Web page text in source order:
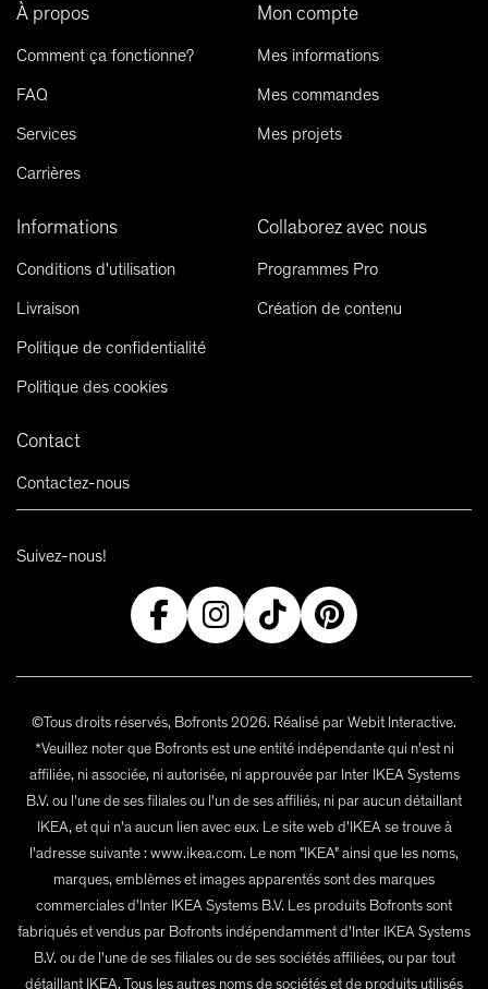
À propos
Comment ça fonctionne?
FAQ
Services
Carrières
Mon compte
Mes informations
Mes commandes
Mes projets
Informations
Conditions d'utilisation
Livraison
Politique de confidentialité
Politique des cookies
Collaborez avec nous
Programmes Pro
Création de contenu
Contact
Contactez-nous
Suivez-nous!
©Tous droits réservés, Bofronts 2026. Réalisé par Webit Interactive.
*Veuillez noter que Bofronts est une entité indépendante qui n'est ni
affiliée, ni associée, ni autorisée, ni approuvée par Inter IKEA Systems
B.V. ou l'une de ses filiales ou l'un de ses affiliés, ni par aucun détaillant
IKEA, et qui n'a aucun lien avec eux. Le site web d'IKEA se trouve à
l'adresse suivante : www.ikea.com. Le nom "IKEA" ainsi que les noms,
marques, emblèmes et images apparentés sont des marques
commerciales d'Inter IKEA Systems B.V. Les produits Bofronts sont
fabriqués et vendus par Bofronts indépendamment d'Inter IKEA Systems
B.V. ou de l'une de ses filiales ou de ses sociétés affiliées, ou par tout
détaillant IKEA. Tous les autres noms de sociétés et de produits utilisés